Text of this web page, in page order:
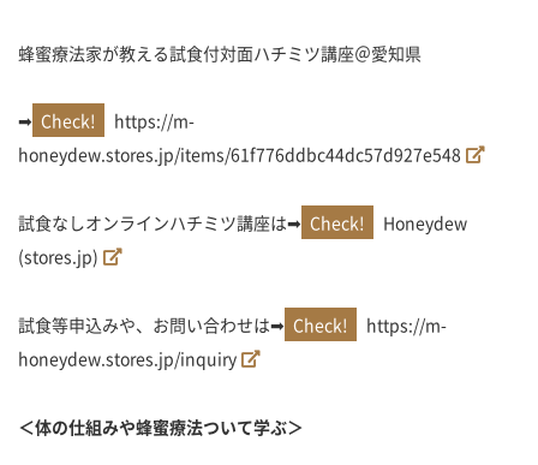
蜂蜜療法家が教える試食付対面ハチミツ講座＠愛知県
➡
https://m-
honeydew.stores.jp/items/61f776ddbc44dc57d927e548
試食なしオンラインハチミツ講座は➡
Honeydew
(stores.jp)
試食等申込みや、お問い合わせは➡
https://m-
honeydew.stores.jp/inquiry
＜体の仕組みや蜂蜜療法ついて学ぶ＞